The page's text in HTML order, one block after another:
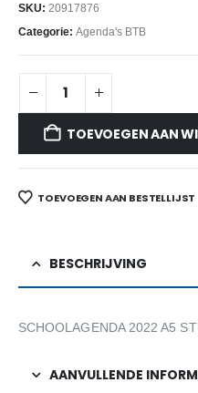
SKU: 20917876
Categorie: Agenda's BTB
TOEVOEGEN AAN
TOEVOEGEN AAN BESTELLIJST
BESCHRIJVING
SCHOOLAGENDA 2022 A5
AANVULLENDE